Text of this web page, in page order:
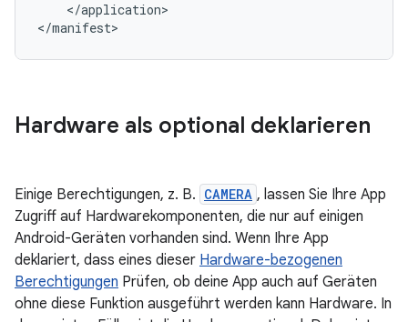
</application>
</manifest>
Hardware als optional deklarieren
Einige Berechtigungen, z. B. CAMERA , lassen Sie Ihre App
Zugriff auf Hardwarekomponenten, die nur auf einigen
Android-Geräten vorhanden sind. Wenn Ihre App
deklariert, dass eines dieser Hardware-bezogenen
Berechtigungen Prüfen, ob deine App auch auf Geräten
ohne diese Funktion ausgeführt werden kann Hardware. In